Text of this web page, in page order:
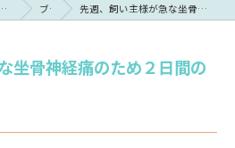
なら名古屋ペットシッターサービス ブログ 先週、飼い主様が急な坐骨神経痛のため２日間のお散歩代行のご依...
坐骨神経痛のため２日間の